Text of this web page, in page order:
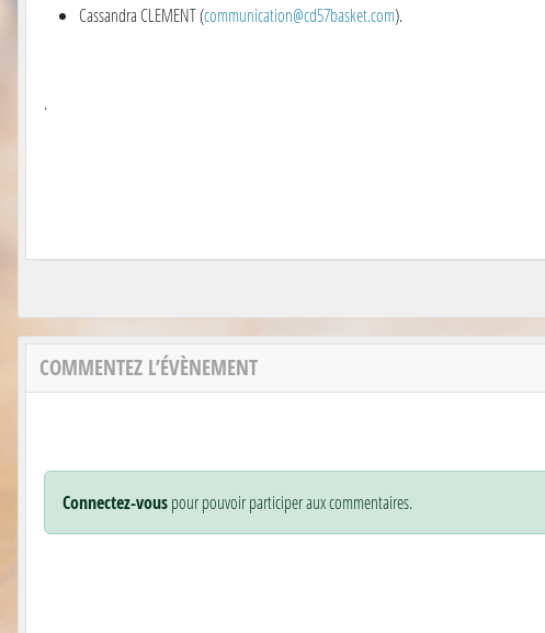
Cassandra CLEMENT (communication@cd57basket.com).
.
COMMENTEZ L’ÉVÈNEMENT
Connectez-vouspour pouvoir participer aux commentaires.